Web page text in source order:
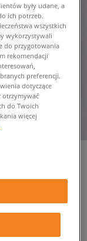
były udane, a
ich potrzeb.
wszystkich
wykorzystywali
do przygotowania
rekomendacji
preferencji.
dotyczące
otrzymywać
do Twoich
więcej